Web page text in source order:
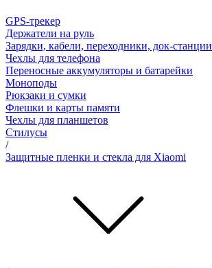
GPS-трекер
Держатели на руль
Зарядки, кабели, переходники, док-станции
Чехлы для телефона
Переносные аккумуляторы и батарейки
Моноподы
Рюкзаки и сумки
Флешки и карты памяти
Чехлы для планшетов
Стилусы
/
Защитные пленки и стекла для Xiaomi